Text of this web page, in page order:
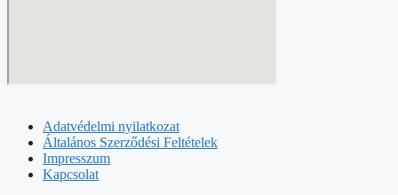
Adatvédelmi nyilatkozat
Általános Szerződési Feltételek
Impresszum
Kapcsolat